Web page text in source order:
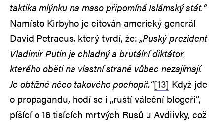
taktika mlýnku na maso připomíná Islámský stát.“
Namísto Kirbyho je citován americký generál
David Petraeus, který tvrdí, že:„Ruský prezident
Vladimir Putin je chladný a brutální diktátor,
kterého oběti na vlastní straně vůbec nezajímají.
Je obtížné něco takového pochopit.“[13] Když jde
o propagandu, hodí se i „ruští váleční blogeři“,
píšící o 16 tisících mrtvých Rusů u Avdiivky, což